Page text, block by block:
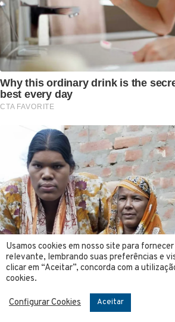
Usamos cookies em nosso site para
relevante, lembrando suas preferências e
clicar em “Aceitar”, concorda com a
cookies.
Configurar Cookies Aceitar